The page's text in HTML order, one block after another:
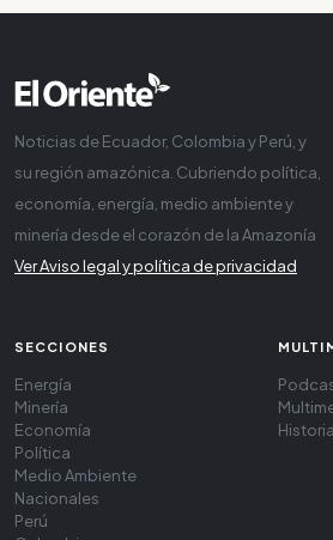
Noticias de Ecuador, Colombia y Perú, y
su región amazónica. Cubriendo política,
economía, energía, medio ambiente y
minería desde el corazón de la Amazonía
Ver Aviso legal y política de privacidad
SECCIONES
Energía
Minería
Economía
Política
Medio Ambiente
Nacionales
Perú